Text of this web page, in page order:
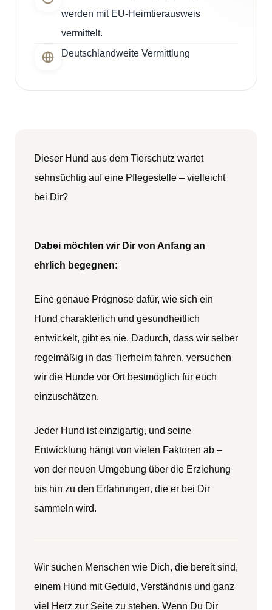
werden mit EU-Heimtierausweis
vermittelt.
Deutschlandweite Vermittlung
Dieser Hund aus dem Tierschutz wartet
sehnsüchtig auf eine Pflegestelle – vielleicht
bei Dir?
Dabei möchten wir Dir von Anfang an
ehrlich begegnen:
Eine genaue Prognose dafür, wie sich ein
Hund charakterlich und gesundheitlich
entwickelt, gibt es nie. Dadurch, dass wir selber
regelmäßig in das Tierheim fahren, versuchen
wir die Hunde vor Ort bestmöglich für euch
einzuschätzen.
Jeder Hund ist einzigartig, und seine
Entwicklung hängt von vielen Faktoren ab –
von der neuen Umgebung über die Erziehung
bis hin zu den Erfahrungen, die er bei Dir
sammeln wird.
Wir suchen Menschen wie Dich, die bereit sind,
einem Hund mit Geduld, Verständnis und ganz
viel Herz zur Seite zu stehen. Wenn Du Dir